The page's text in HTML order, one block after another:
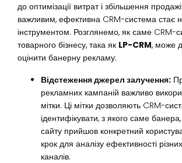
до оптимізації витрат і збільшення
важливим, ефективна CRM-система стає
інструментом. Розглянемо, як саме CRM-
товарного бізнесу, така як LP-CRM, може
оцінити банерну рекламу:
Відстеження джерел залучення:
рекламних кампаній важливо
мітки. Ці мітки дозволяють CRM-
ідентифікувати, з якого саме
сайту прийшов конкретний
крок для аналізу ефективності
каналів.